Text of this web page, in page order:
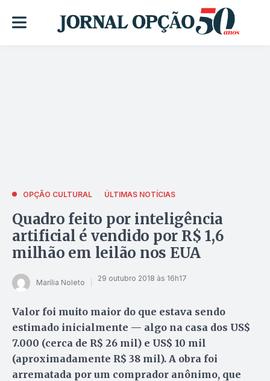
OPÇÃO CULTURAL ÚLTIMAS NOTÍCIAS
Quadro feito por inteligência
artificial é vendido por R$ 1,6
milhão em leilão nos EUA
Marília Noleto 29 outubro 2018 às 16h17
Valor foi muito maior do que estava sendo
estimado inicialmente — algo na casa dos US$
7.000 (cerca de R$ 26 mil) e US$ 10 mil
(aproximadamente R$ 38 mil). A obra foi
arrematada por um comprador anônimo, que